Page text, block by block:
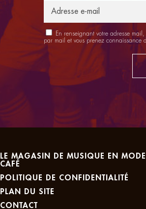
En renseignant votre adresse
par mail et vous prenez connaissance
LE MAGASIN DE MUSIQUE EN MODE
CAFÉ
POLITIQUE DE CONFIDENTIALITÉ
PLAN DU SITE
CONTACT